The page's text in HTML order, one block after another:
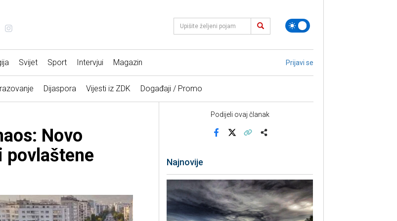
Svijet Sport Intervjui Magazin Prijavi se
Dijaspora Vijesti iz ZDK Događaji / Promo
Novo
povlaštene
Podijeli ovaj članak
Najnovije